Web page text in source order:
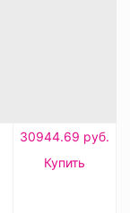
30944.69 руб.
Купить